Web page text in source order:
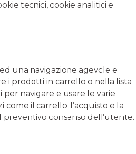
tecnici, cookie analitici e
una navigazione agevole e
i prodotti in carrello o nella lista
per navigare e usare le varie
come il carrello, l’acquisto e la
consenso dell’utente.